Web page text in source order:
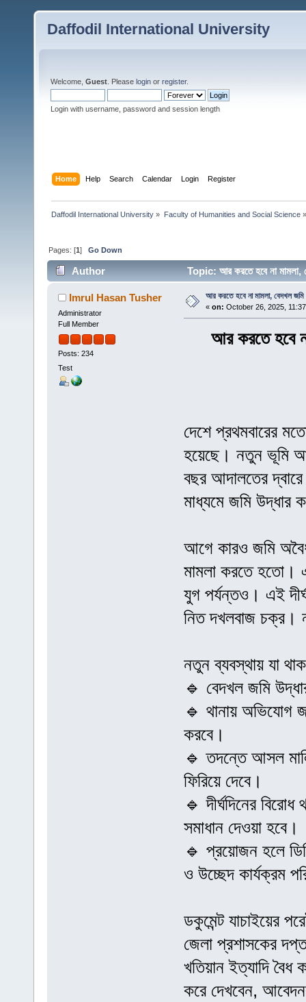
Daffodil International University
Welcome, Guest . Please login or register.
Login with username, password and session length
Home Help Search Calendar Login Register
Daffodil International University » Faculty of Humanities and Social Science»
Pages: [1]Go Down
Author Topic: আর করতে হবে না
Imrul Hasan Tusher
Administrator
Full Member
Posts: 234
Test
আর করতে হবে না মামলা, বেদখল জমি
« on: October 26, 2025,
আর করতে হবে
দেশে প্রথমবারের
হয়েছে। নতুন ভূমি
বছর আদালতের
মাধ্যমে জমি উদ্ধার
আগে কারও জমি
মামলা করতে হতো।
যুগ পর্যন্তও। এই
নিত দখলবাজ
নতুন ব্যবস্থায় যা
🔹 বেদখল জমি
🔹 থানায় অভিযোগ
করবে।
🔹 তদন্তে আসল
ফিরিয়ে দেবে।
🔹 দীর্ঘদিনের
সমাধান দেওয়া হবে।
🔹 প্রয়োজন হলে
ও উচ্ছেদ কার্যক্রম
ডকুমেন্ট যাচাইয়ের
জেলা প্রশাসকের
খতিয়ান ইত্যাদি বৈধ
করে দেখবেন,